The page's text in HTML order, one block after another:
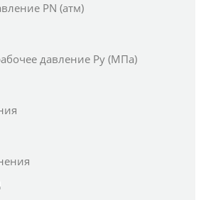
PN (атм)
давление Ру (МПа)